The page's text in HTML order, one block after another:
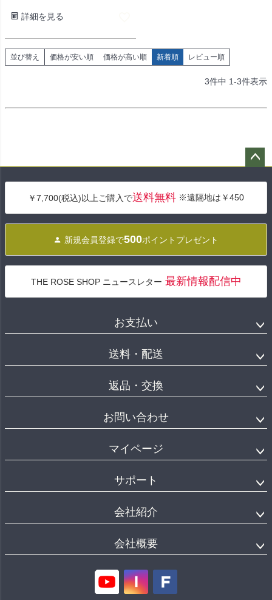
詳細を見る
並び替え 価格が安い順 価格が高い順 新着順 レビュー順
3件中 1-3件表示
へ
￥7,700(税込)以上ご購入で送料無料 ※遠隔地は￥450
新規会員登録で500ポイントプレゼント
THE ROSE SHOP ニュースレター 最新情報配信中
お支払い
送料・配送
返品・交換
お問い合わせ
マイページ
サポート
会社紹介
会社概要